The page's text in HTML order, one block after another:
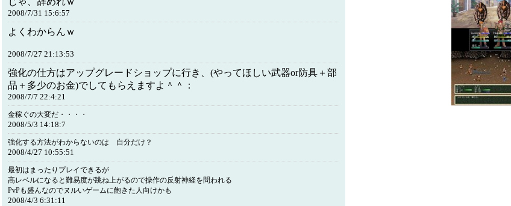
2008/7/31 15:6:57
よくわからんｗ
2008/7/27 21:13:53
強化の仕方はアップグレードショップに行き、(やってほしい武器or防具＋部
品＋多少のお金)でしてもらえますよ＾＾：
2008/7/7 22:4:21
金稼ぐの大変だ・・・・
2008/5/3 14:18:7
強化する方法がわからないのは 自分だけ？
2008/4/27 10:55:51
最初はまったりプレイできるが
高レベルになると難易度が跳ね上がるので操作の反射神経を問われる
PvPも盛んなのでヌルいゲームに飽きた人向けかも
2008/4/3 6:31:11